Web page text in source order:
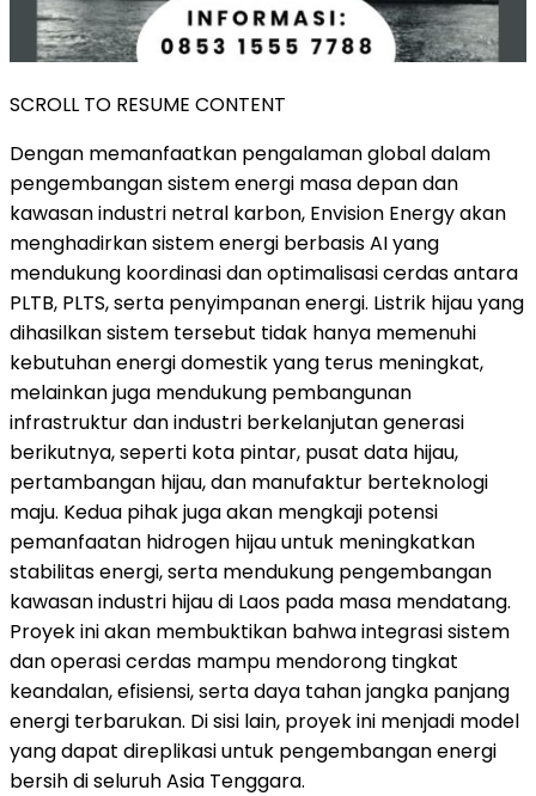
SCROLL TO RESUME CONTENT
Dengan memanfaatkan pengalaman global dalam
pengembangan sistem energi masa depan dan
kawasan industri netral karbon, Envision Energy akan
menghadirkan sistem energi berbasis AI yang
mendukung koordinasi dan optimalisasi cerdas antara
PLTB, PLTS, serta penyimpanan energi. Listrik hijau yang
dihasilkan sistem tersebut tidak hanya memenuhi
kebutuhan energi domestik yang terus meningkat,
melainkan juga mendukung pembangunan
infrastruktur dan industri berkelanjutan generasi
berikutnya, seperti kota pintar, pusat data hijau,
pertambangan hijau, dan manufaktur berteknologi
maju. Kedua pihak juga akan mengkaji potensi
pemanfaatan hidrogen hijau untuk meningkatkan
stabilitas energi, serta mendukung pengembangan
kawasan industri hijau di Laos pada masa mendatang.
Proyek ini akan membuktikan bahwa integrasi sistem
dan operasi cerdas mampu mendorong tingkat
keandalan, efisiensi, serta daya tahan jangka panjang
energi terbarukan. Di sisi lain, proyek ini menjadi model
yang dapat direplikasi untuk pengembangan energi
bersih di seluruh Asia Tenggara.